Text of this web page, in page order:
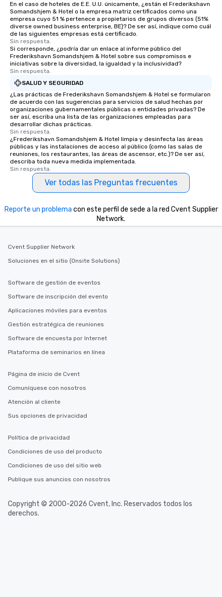
En el caso de hoteles de E.E. U.U. únicamente, ¿están el Frederikshavn
Somandshjem & Hotel o la empresa matriz certificados como una
empresa cuyo 51 % pertenece a propietarios de grupos diversos (51%
diverse owned business enterprise, BE)? De ser así, indique como cuál
de las siguientes empresas está certificado.
Sin respuesta.
Si corresponde, ¿podría dar un enlace al informe público del
Frederikshavn Somandshjem & Hotel sobre sus compromisos e
iniciativas sobre la diversidad, la igualdad y la inclusividad?
Sin respuesta.
SALUD Y SEGURIDAD
¿Las prácticas de Frederikshavn Somandshjem & Hotel se formularon
de acuerdo con las sugerencias para servicios de salud hechas por
organizaciones gubernamentales públicas o entidades privadas? De
ser así, escriba una lista de las organizaciones empleadas para
desarrollar dichas prácticas.
Sin respuesta.
¿Frederikshavn Somandshjem & Hotel limpia y desinfecta las áreas
públicas y las instalaciones de acceso al público (como las salas de
reuniones, los restaurantes, las áreas de ascensor, etc.)? De ser así,
describa toda nueva medida implementada.
Sin respuesta.
Ver todas las Preguntas frecuentes
Reporte un problema con este perfil de sede a la red Cvent Supplier
Network.
Cvent Supplier Network
Soluciones en el sitio (Onsite Solutions)
Software de gestión de eventos
Software de inscripción del evento
Aplicaciones móviles para eventos
Gestión estratégica de reuniones
Software de encuesta por Internet
Plataforma de seminarios en línea
Página de inicio de Cvent
Comuníquese con nosotros
Atención al cliente
Sus opciones de privacidad
Política de privacidad
Condiciones de uso del producto
Condiciones de uso del sitio web
Publique sus anuncios con nosotros
Copyright © 2000-2026 Cvent, Inc. Reservados todos los
derechos.